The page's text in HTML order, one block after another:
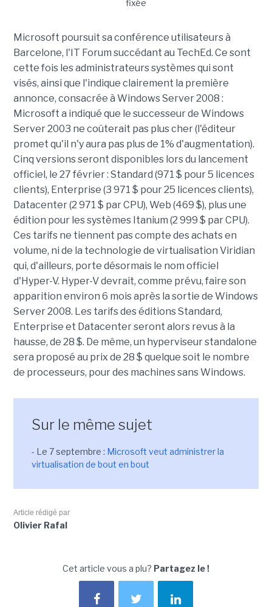
Microsoft poursuit sa conférence utilisateurs à
Barcelone, l'IT Forum succédant au TechEd. Ce sont
cette fois les administrateurs systèmes qui sont
visés, ainsi que l'indique clairement la première
annonce, consacrée à Windows Server 2008 :
Microsoft a indiqué que le successeur de Windows
Server 2003 ne coûterait pas plus cher (l'éditeur
promet qu'il n'y aura pas plus de 1% d'augmentation).
Cinq versions seront disponibles lors du lancement
officiel, le 27 février : Standard (971 $ pour 5 licences
clients), Enterprise (3 971 $ pour 25 licences clients),
Datacenter (2 971 $ par CPU), Web (469 $), plus une
édition pour les systèmes Itanium (2 999 $ par CPU).
Ces tarifs ne tiennent pas compte des achats en
volume, ni de la technologie de virtualisation Viridian
qui, d'ailleurs, porte désormais le nom officiel
d'Hyper-V. Hyper-V devrait, comme prévu, faire son
apparition environ 6 mois après la sortie de Windows
Server 2008. Les tarifs des éditions Standard,
Enterprise et Datacenter seront alors revus à la
hausse, de 28 $. De même, un hyperviseur standalone
sera proposé au prix de 28 $ quelque soit le nombre
de processeurs, pour des machines sans Windows.
Sur le même sujet
- Le 7 septembre : Microsoft veut administrer la
virtualisation de bout en bout
Article rédigé par
Olivier Rafal
Cet article vous a plu? Partagez le !